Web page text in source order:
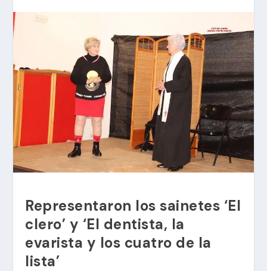
Representaron los sainetes ‘El
clero’ y ‘El dentista, la
evarista y los cuatro de la
lista’